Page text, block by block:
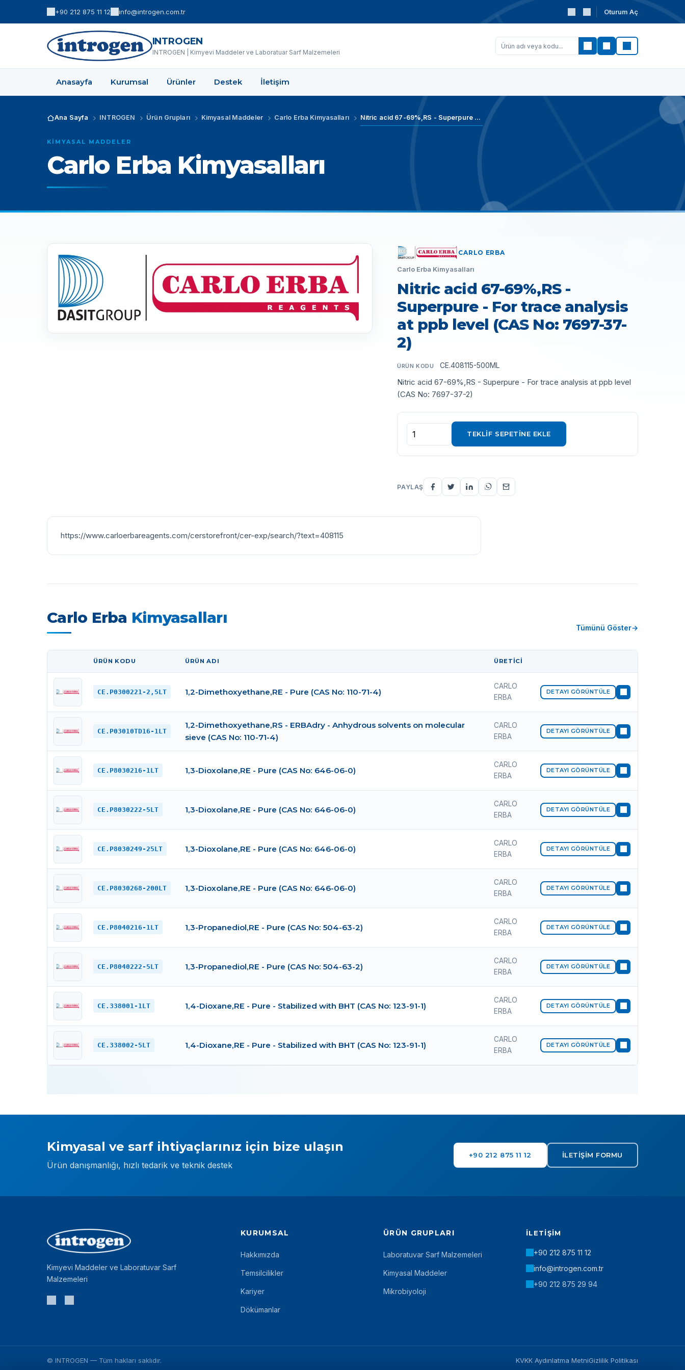
+90 212 875 11 12 info@introgen.com.tr Oturum Aç
INTROGEN
INTROGEN | Kimyevi Maddeler ve Laboratuar Sarf Malzemeleri
Ara
Anasayfa Kurumsal Ürünler Destek İletişim
Ana Sayfa INTROGEN Ürün Grupları Kimyasal Maddeler Carlo Erba Kimyasalları Nitric acid 67-69%,RS - Superpure - For trace analysis at ppb level (CAS No: 7697-37-2)
KIMYASAL MADDELER
Carlo Erba Kimyasalları
CARLO ERBA
Carlo Erba Kimyasalları
Nitric acid 67-69%,RS -
Superpure - For trace analysis
at ppb level (CAS No: 7697-37-
2)
ÜRÜN KODU CE.408115-500ML
Nitric acid 67-69%,RS - Superpure - For trace analysis at ppb level
(CAS No: 7697-37-2)
TEKLIF SEPETINE EKLE
PAYLAŞ
https://www.carloerbareagents.com/cerstorefront/cer-exp/search/?text=408115
Carlo Erba Kimyasalları
Tümünü Göster
ÜRÜN KODU ÜRÜN ADI ÜRETICI
CE.P0300221-2,5LT 1,2-Dimethoxyethane,RE - Pure (CAS No: 110-71-4)
CARLO
ERBA
DETAYI GÖRÜNTÜLE
CE.P03010TD16-1LT
1,2-Dimethoxyethane,RS - ERBAdry - Anhydrous solvents on molecular
sieve (CAS No: 110-71-4)
CARLO
ERBA
DETAYI GÖRÜNTÜLE
CE.P8030216-1LT 1,3-Dioxolane,RE - Pure (CAS No: 646-06-0)
CARLO
ERBA
DETAYI GÖRÜNTÜLE
CE.P8030222-5LT 1,3-Dioxolane,RE - Pure (CAS No: 646-06-0)
CARLO
ERBA
DETAYI GÖRÜNTÜLE
CE.P8030249-25LT 1,3-Dioxolane,RE - Pure (CAS No: 646-06-0)
CARLO
ERBA
DETAYI GÖRÜNTÜLE
CE.P8030268-200LT 1,3-Dioxolane,RE - Pure (CAS No: 646-06-0)
CARLO
ERBA
DETAYI GÖRÜNTÜLE
CE.P8040216-1LT 1,3-Propanediol,RE - Pure (CAS No: 504-63-2)
CARLO
ERBA
DETAYI GÖRÜNTÜLE
CE.P8040222-5LT 1,3-Propanediol,RE - Pure (CAS No: 504-63-2)
CARLO
ERBA
DETAYI GÖRÜNTÜLE
CE.338001-1LT 1,4-Dioxane,RE - Pure - Stabilized with BHT (CAS No: 123-91-1)
CARLO
ERBA
DETAYI GÖRÜNTÜLE
CE.338002-5LT 1,4-Dioxane,RE - Pure - Stabilized with BHT (CAS No: 123-91-1)
CARLO
ERBA
DETAYI GÖRÜNTÜLE
Kimyasal ve sarf ihtiyaçlarınız için bize ulaşın
Ürün danışmanlığı, hızlı tedarik ve teknik destek
+90 212 875 11 12 İLETIŞIM FORMU
Kimyevi Maddeler ve Laboratuvar Sarf
Malzemeleri
KURUMSAL
Hakkımızda
Temsilcilikler
Kariyer
Dökümanlar
ÜRÜN GRUPLARI
Laboratuvar Sarf Malzemeleri
Kimyasal Maddeler
Mikrobiyoloji
İLETIŞIM
+90 212 875 11 12
info@introgen.com.tr
+90 212 875 29 94
© INTROGEN — Tüm hakları saklıdır. KVKK Aydınlatma MetniGizlilik Politikası